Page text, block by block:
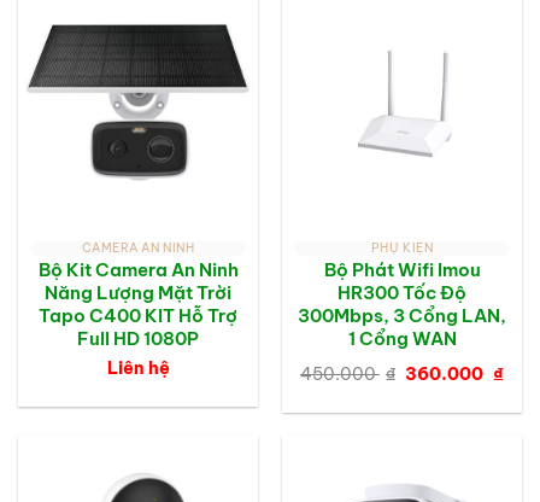
CAMERA AN NINH
Bộ Kit Camera An Ninh
Năng Lượng Mặt Trời
Tapo C400 KIT Hỗ Trợ
Full HD 1080P
Liên hệ
PHỤ KIỆN
Bộ Phát Wifi Imou
HR300 Tốc Độ
300Mbps, 3 Cổng LAN,
1 Cổng WAN
450.000 ₫ Giá
gốc
450.000 ₫.
360.000 ₫Giá
là: